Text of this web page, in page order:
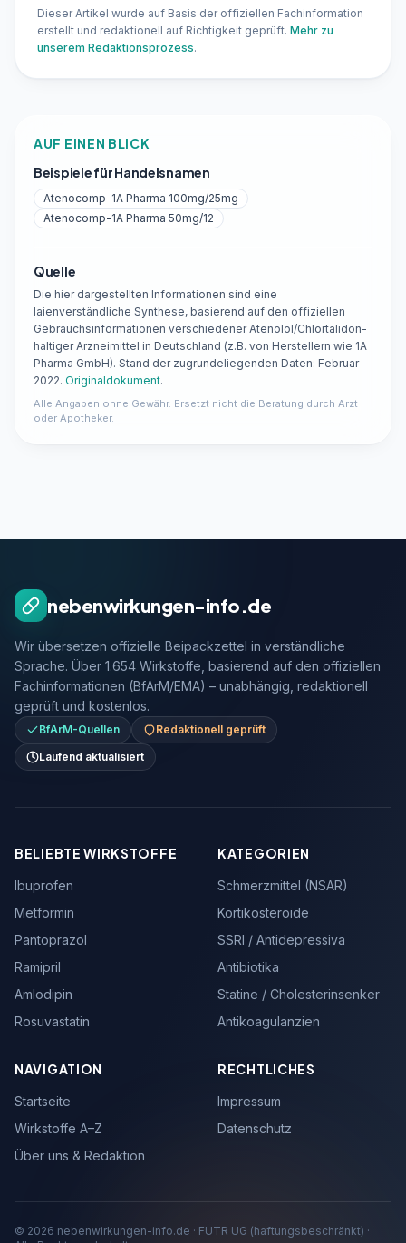
Dieser Artikel wurde auf Basis der offiziellen Fachinformation
erstellt und redaktionell auf Richtigkeit geprüft. Mehr zu
unserem Redaktionsprozess.
AUF EINEN BLICK
Beispiele für Handelsnamen
Atenocomp-1A Pharma 100mg/25mg
Atenocomp-1A Pharma 50mg/12
Quelle
Die hier dargestellten Informationen sind eine
laienverständliche Synthese, basierend auf den offiziellen
Gebrauchsinformationen verschiedener Atenolol/Chlortalidon-
haltiger Arzneimittel in Deutschland (z.B. von Herstellern wie 1A
Pharma GmbH). Stand der zugrundeliegenden Daten: Februar
2022. Originaldokument.
Alle Angaben ohne Gewähr. Ersetzt nicht die Beratung durch Arzt
oder Apotheker.
nebenwirkungen-info.de
Wir übersetzen offizielle Beipackzettel in verständliche
Sprache. Über 1.654 Wirkstoffe, basierend auf den offiziellen
Fachinformationen (BfArM/EMA) – unabhängig, redaktionell
geprüft und kostenlos.
BfArM-Quellen
Redaktionell geprüft
Laufend aktualisiert
BELIEBTE WIRKSTOFFE
Ibuprofen
Metformin
Pantoprazol
Ramipril
Amlodipin
Rosuvastatin
KATEGORIEN
Schmerzmittel (NSAR)
Kortikosteroide
SSRI / Antidepressiva
Antibiotika
Statine / Cholesterinsenker
Antikoagulanzien
NAVIGATION
Startseite
Wirkstoffe A–Z
Über uns & Redaktion
RECHTLICHES
Impressum
Datenschutz
© 2026 nebenwirkungen-info.de · FUTR UG (haftungsbeschränkt) ·